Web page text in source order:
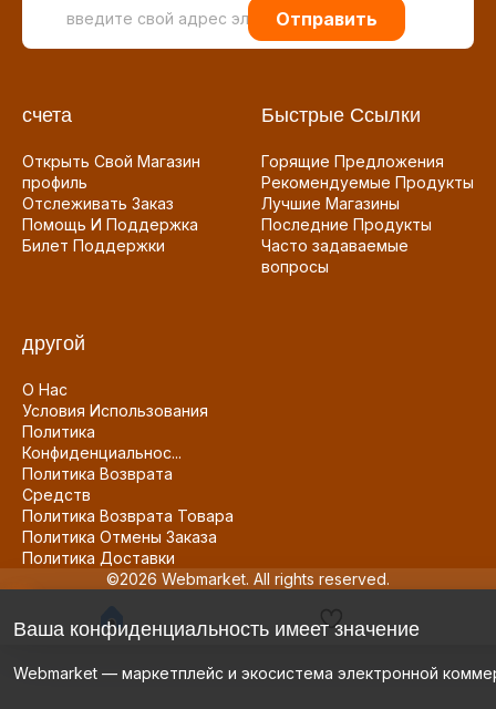
Отправить
счета
Открыть Свой Магазин
профиль
Отслеживать Заказ
Помощь И Поддержка
Билет Поддержки
Быстрые Ссылки
Горящие Предложения
Рекомендуемые Продукты
Лучшие Магазины
Последние Продукты
Часто задаваемые
вопросы
другой
О Нас
Условия Использования
Политика
Конфиденциальнос...
Политика Возврата
Средств
Политика Возврата Товара
Политика Отмены Заказа
Политика Доставки
©2026 Webmarket. All rights reserved.
Ваша конфиденциальность имеет значение
Webmarket — маркетплейс и экосистема электронной